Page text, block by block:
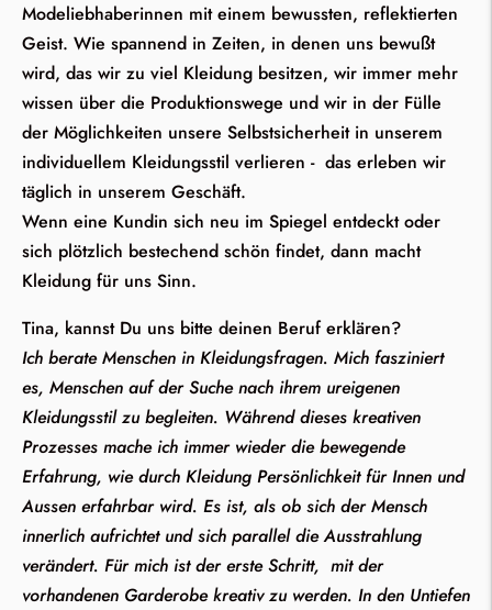
Modeliebhaberinnen mit einem bewussten, reflektierten
Geist. Wie spannend in Zeiten, in denen uns bewußt
wird, das wir zu viel Kleidung besitzen, wir immer mehr
wissen über die Produktionswege und wir in der Fülle
der Möglichkeiten unsere Selbstsicherheit in unserem
individuellem Kleidungsstil verlieren - das erleben wir
täglich in unserem Geschäft.
Wenn eine Kundin sich neu im Spiegel entdeckt oder
sich plötzlich bestechend schön findet, dann macht
Kleidung für uns Sinn.
Tina, kannst Du uns bitte deinen Beruf erklären?
Ich berate Menschen in Kleidungsfragen. Mich fasziniert
es, Menschen auf der Suche nach ihrem ureigenen
Kleidungsstil zu begleiten. Während dieses kreativen
Prozesses mache ich immer wieder die bewegende
Erfahrung, wie durch Kleidung Persönlichkeit für Innen und
Aussen erfahrbar wird. Es ist, als ob sich der Mensch
innerlich aufrichtet und sich parallel die Ausstrahlung
verändert. Für mich ist der erste Schritt, mit der
vorhandenen Garderobe kreativ zu werden. In den Untiefen